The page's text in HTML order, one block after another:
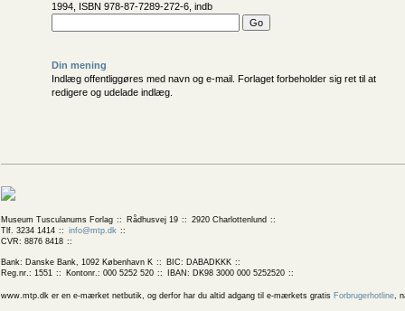
1994, ISBN 978-87-7289-272-6, indb
Din mening
Indlæg offentliggøres med navn og e-mail. Forlaget forbeholder sig ret til at
redigere og udelade indlæg.
Museum Tusculanums Forlag Rådhusvej 19
2920 Charlottenlund
Tlf. 3234 1414
info@mtp.dk
CVR: 8876 8418
Bank: Danske Bank, 1092 København K
BIC: DABADKKK
Reg.nr.: 1551
Kontonr.: 000 5252 520 IBAN: DK98 3000 000 5252520
www.mtp.dk er en e-mærket netbutik, og derfor har du altid adgang til e-mærkets gratis Forbrugerhotline,